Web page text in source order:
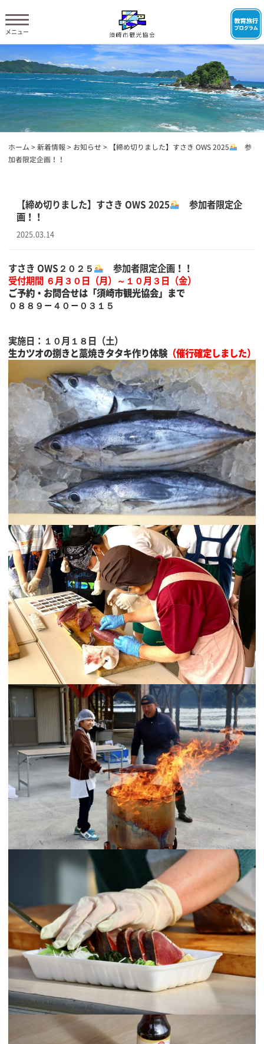
ホーム > 新着情報 > お知らせ > 【締め切りました】すさき OWS 2025
参
加者限定企画！！
【締め切りました】すさき OWS 2025
参加者限定企
画！！
2025.03.14
すさき OWS２０２５
参加者限定企画！！
受付期間 ６月３０日（月）～１０月３日（金）
ご予約・お問合せは「須崎市観光協会」まで
０８８９－４０－０３１５
実施日：１０月１８日（土）
生カツオの捌きと藁焼きタタキ作り体験 （催行確定しました）